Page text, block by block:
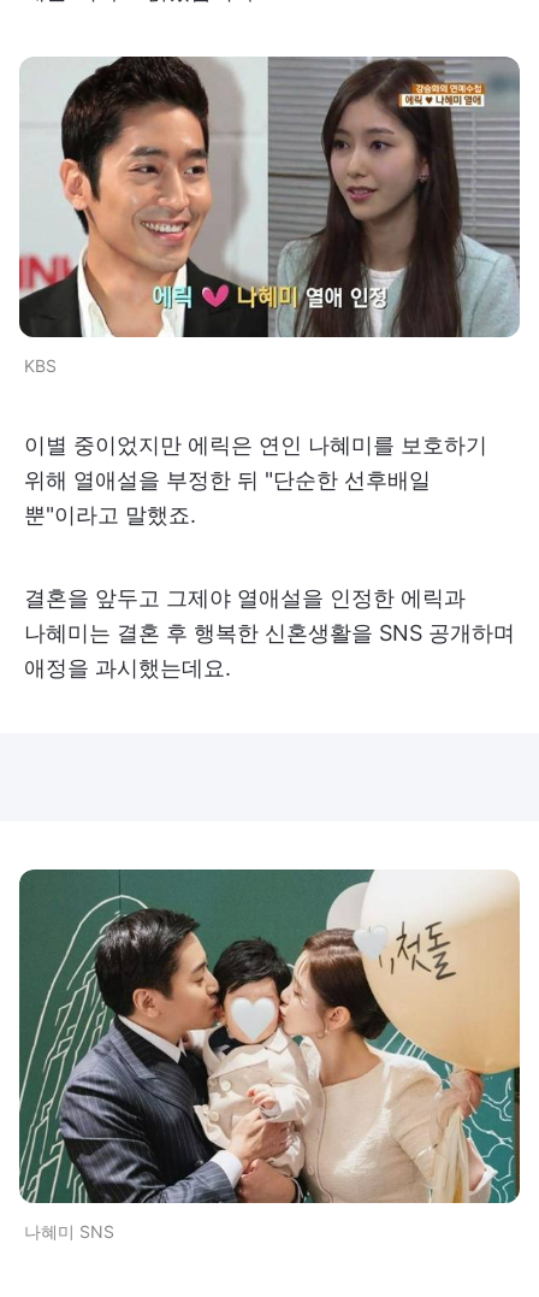
KBS
이별 중이었지만 에릭은 연인 나혜미를 보호하기
위해 열애설을 부정한 뒤 "단순한 선후배일
뿐"이라고 말했죠.
결혼을 앞두고 그제야 열애설을 인정한 에릭과
나혜미는 결혼 후 행복한 신혼생활을 SNS 공개하며
애정을 과시했는데요.
나혜미 SNS